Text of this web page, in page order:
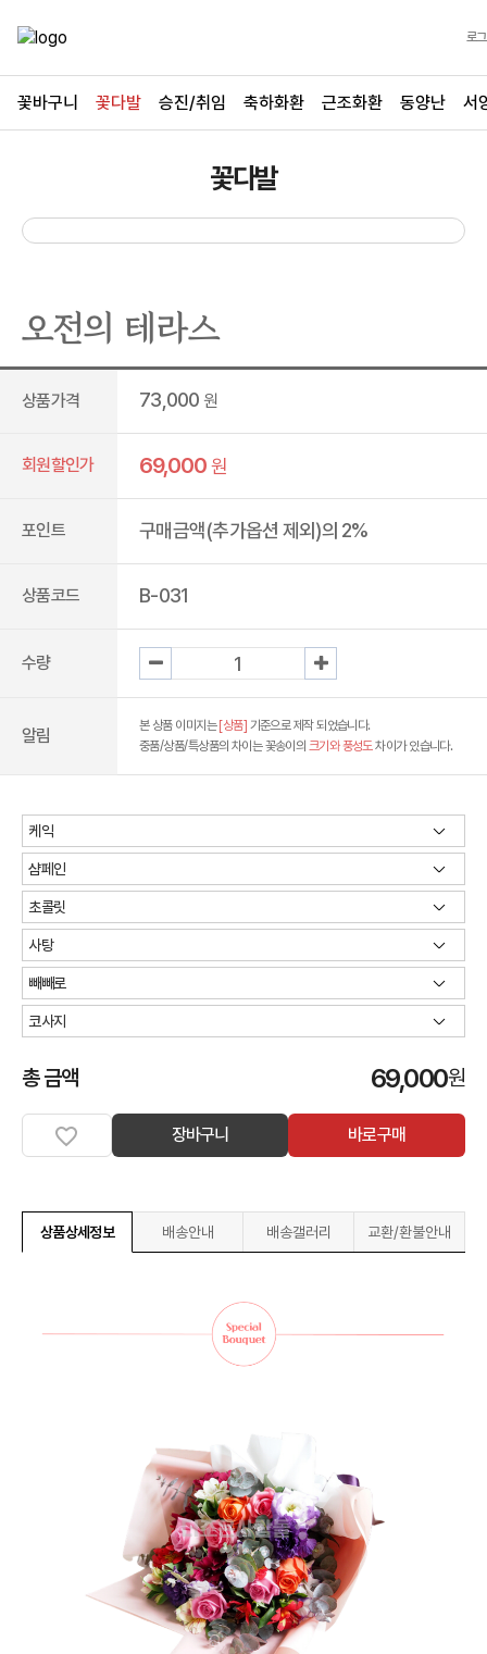
로
꽃바구니 꽃다발 승진/취임 축하화환 근조화환 동양난 서
꽃다발
오전의 테라스
상품가격 73,000 원
회원할인가 69,000원
포인트 구매금액(추가옵션 제외)의 2%
상품코드 B-031
수량
알림 본 상품 이미지는 [상품] 기준으로 제작 되었습니다.
중품/상품/특상품의 차이는 꽃송이의 크기와 풍성도차이가 있습니다.
총 금액 69,000원
장바구니 바로구매
상품상세정보 배송안내 배송갤러리 교환/환불안내